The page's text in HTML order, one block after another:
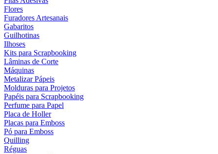
Flores
Furadores Artesanais
Gabaritos
Guilhotinas
Ilhoses
Kits para Scrapbooking
Lâminas de Corte
Máquinas
Metalizar Pápeis
Molduras para Projetos
Papéis para Scrapbooking
Perfume para Papel
Placa de Holler
Placas para Emboss
Pó para Emboss
Quilling
Réguas